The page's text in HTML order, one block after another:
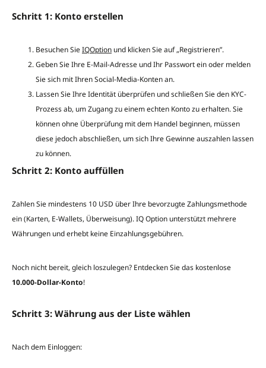
Schritt 1: Konto erstellen
Besuchen SieIQOption und klicken Sie auf „Registrieren”.
Geben Sie Ihre E-Mail-Adresse und Ihr Passwort ein oder melden
Sie sich mit Ihren Social-Media-Konten an.
Lassen Sie Ihre Identität überprüfen und schließen Sie den KYC-
Prozess ab, um Zugang zu einem echten Konto zu erhalten. Sie
können ohne Überprüfung mit dem Handel beginnen, müssen
diese jedoch abschließen, um sich Ihre Gewinne auszahlen lassen
zu können.
Schritt 2: Konto auffüllen
Zahlen Sie mindestens 10 USD über Ihre bevorzugte Zahlungsmethode
ein (Karten, E-Wallets, Überweisung). IQ Option unterstützt mehrere
Währungen und erhebt keine Einzahlungsgebühren.
Noch nicht bereit, gleich loszulegen? Entdecken Sie das kostenlose
10.000-Dollar-Konto!
Schritt 3: Währung aus der Liste wählen
Nach dem Einloggen: